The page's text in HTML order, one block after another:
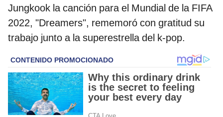
Jungkook la canción para el Mundial de la FIFA
2022, "Dreamers", rememoró con gratitud su
trabajo junto a la superestrella del k-pop.